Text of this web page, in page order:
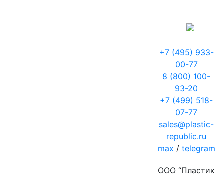
+7 (495) 933-
00-77
8 (800) 100-
93-20
+7 (499) 518-
07-77
sales@plastic-
republic.ru
max / telegram
ООО “Пластик